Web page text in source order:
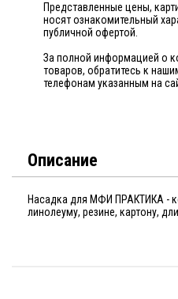
Представленные цены,
носят ознакомительный
публичной офертой.
За полной информацией о
товаров, обратитесь к
телефонам указанным на
Описание
Насадка для МФИ ПРАКТИКА -
линолеуму, резине, картону,